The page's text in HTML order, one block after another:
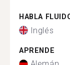
HABLA
Inglés
APRENDE